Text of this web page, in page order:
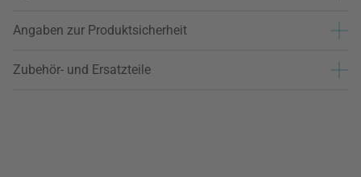
Angaben zur Produktsicherheit
Zubehör- und Ersatzteile